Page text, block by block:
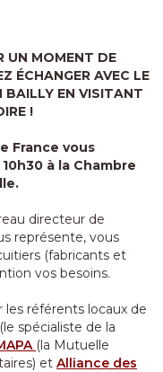
UN MOMENT DE
ÉCHANGER AVEC LE
BAILLY EN VISITANT
!
France vous
à la Chambre
directeur de
représente, vous
(fabricants et
vos besoins.
les référents locaux de
(le spécialiste de la
(la Mutuelle
et Alliance des